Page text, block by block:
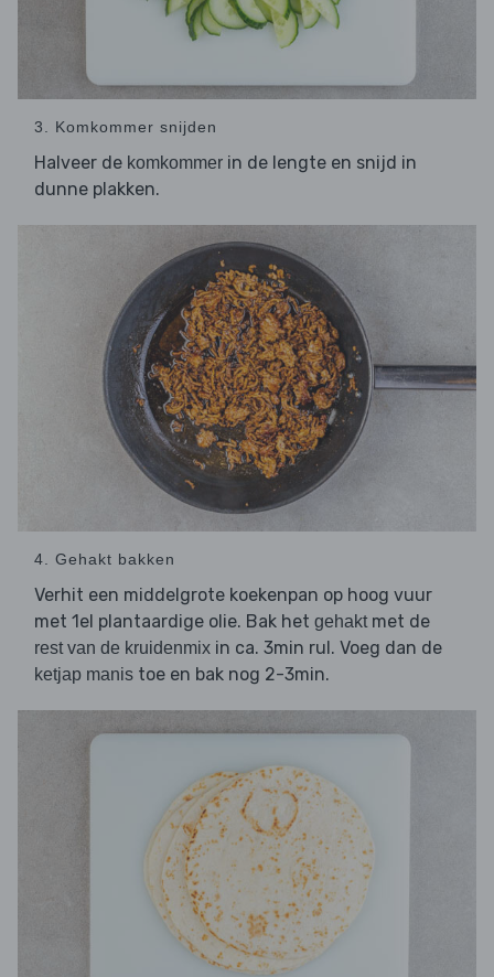
3. Komkommer snijden
Halveer de komkommer in de lengte en snijd in
dunne plakken.
4. Gehakt bakken
Verhit een middelgrote koekenpan op hoog vuur
met 1el plantaardige olie. Bak het gehakt met de
rest van de kruidenmix in ca. 3min rul. Voeg dan de
ketjap manis toe en bak nog 2-3min.